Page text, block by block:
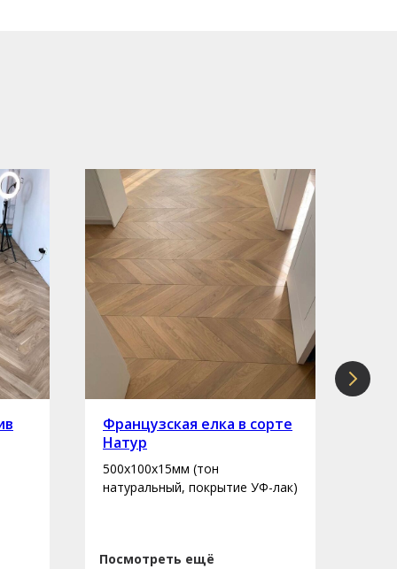
Французская елка в сорте
Натур
500х100х15мм (тон
натуральный, покрытие УФ-лак)
Посмотреть ещё